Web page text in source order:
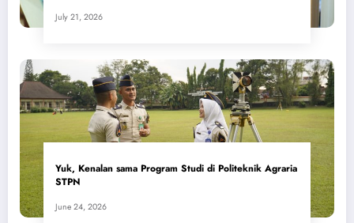
July 21, 2026
Yuk, Kenalan sama Program Studi di Politeknik Agraria
STPN
June 24, 2026